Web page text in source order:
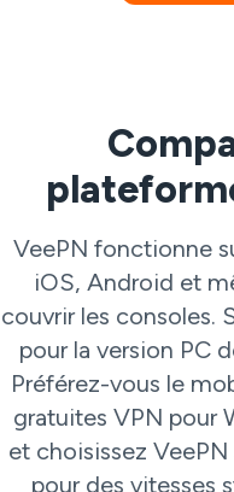
VeePN fonctionne
iOS, Android et
couvrir les consoles.
pour la version PC
Préférez-vous le
gratuites VPN pour
et choisissez
pour des vitesses